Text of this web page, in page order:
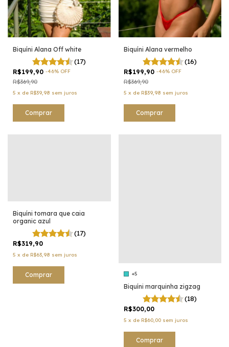
Biquíni Alana Off white
(17)
R$199,90 -46% OFF
R$369,90
5 x de R$39,98 sem juros
Comprar
Biquíni Alana vermelho
(16)
R$199,90 -46% OFF
R$369,90
5 x de R$39,98 sem juros
Comprar
Biquíni tomara que caia
organic azul
(17)
R$319,90
5 x de R$63,98 sem juros
Comprar +5
Biquíni marquinha zigzag
(18)
R$300,00
5 x de R$60,00 sem juros
Comprar